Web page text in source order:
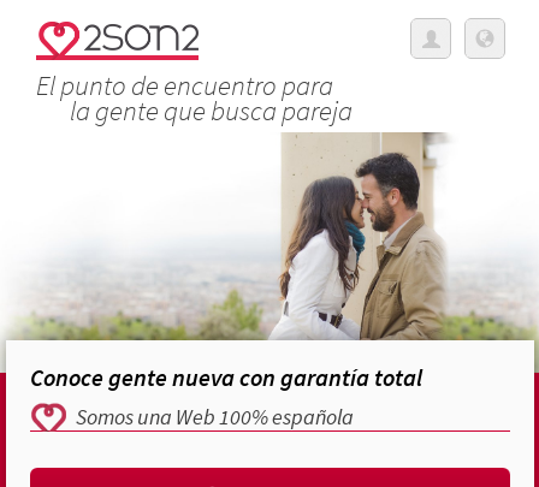
El punto de encuentro para
la gente que busca pareja
Conoce gente nueva con garantía total
Somos una Web 100% española